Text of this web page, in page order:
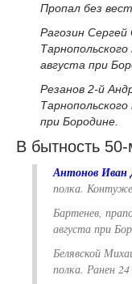
Пропал без
Рагозин Сергей
августа при
Резанов 2-й
при Бородине.
В бытность
Антонов Иван
полка.
Бартенев,
августа при
Белявской
полка. Ранен